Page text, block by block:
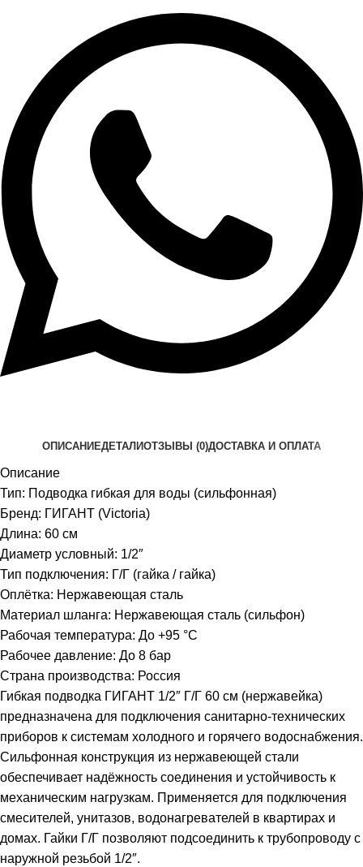
ОПИСАНИЕДЕТАЛИОТЗЫВЫ (0)ДОСТАВКА И ОПЛАТА
Описание
Тип: Подводка гибкая для воды (сильфонная)
Бренд: ГИГАНТ (Victoria)
Длина: 60 см
Диаметр условный: 1/2″
Тип подключения: Г/Г (гайка / гайка)
Оплётка: Нержавеющая сталь
Материал шланга: Нержавеющая сталь (сильфон)
Рабочая температура: До +95 °C
Рабочее давление: До 8 бар
Страна производства: Россия
Гибкая подводка ГИГАНТ 1/2″ Г/Г 60 см (нержавейка)
предназначена для подключения санитарно-технических
приборов к системам холодного и горячего водоснабжения.
Сильфонная конструкция из нержавеющей стали
обеспечивает надёжность соединения и устойчивость к
механическим нагрузкам. Применяется для подключения
смесителей, унитазов, водонагревателей в квартирах и
домах. Гайки Г/Г позволяют подсоединить к трубопроводу с
наружной резьбой 1/2″.